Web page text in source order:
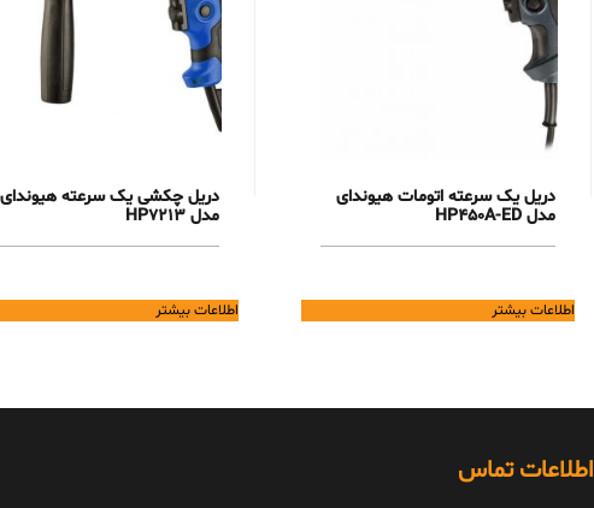
دریل یک سرعته اتومات هیوندای
مدل HP450A-ED
اطلاعات بیشتر
دریل چکشی یک سرعته هیوندای
مدل HP7213
اطلاعات بیشتر
اطلاعات تماس